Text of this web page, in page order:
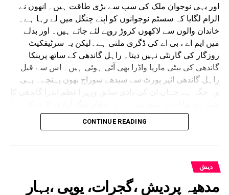
اور یہی نوجوان ملک کی سب سے بڑی طاقت ہیں۔ انھوں نے
الزام لگایا کہ سسٹم نوجوانوں کو اپنے چنگل میں لے رہا ہے۔
خاندان والوں سے لاکھوں کروڑ روپے لئے جاتے ہیں۔ اور بدلے
میں ایم اے ، بی اے کی ڈگری ملتی ہے۔لیکن یہ سرٹیفکیٹ
روزگار کی گارنٹی نہیں دیتا۔ راہل گاندھی کے ساتھ پرینکا
گاندھی کی بیٹی ماریا واڈرا بھی آئی ہوئی ہیں۔ اس سے قبل
راہل گاندھی ائیر پورٹ سے سیدھے سوراج بھون پہنچے۔ یہی
ہے۔ راہل گاندھی کے اس پروگرام میں یوپی کے 23 اضلاع کے
طلبا آئے ہوئے تھے۔ کانگریس کا دعویٰ ہے کہ
لیک ، امتحانات میں گڑ بڑی ، طلبا پر لاٹھی چارج
جیسے ایشو کو اٹھایا۔ انھوں نے کہا کہ ریل بنانا
اکیسویں صدی کا نشہ ہے۔
CONTINUE READING
دیش
مدھیہ پردیش ،گجرات، یوپی ،بہار